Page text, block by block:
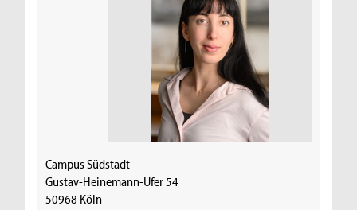
Campus Südstadt
Gustav-Heinemann-Ufer 54
50968 Köln